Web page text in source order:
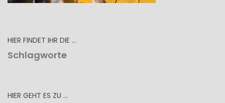
HIER FINDET IHR DIE …
Schlagworte
HIER GEHT ES ZU …